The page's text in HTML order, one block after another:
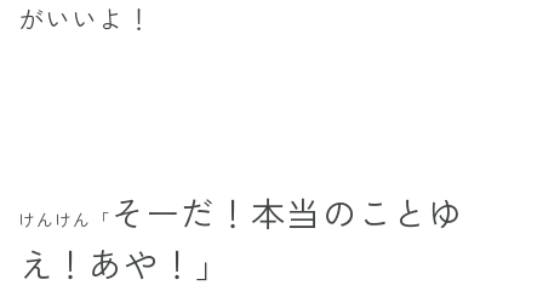
がいいよ！
けんけん「 そーだ！本当のことゆ
え！あや！」